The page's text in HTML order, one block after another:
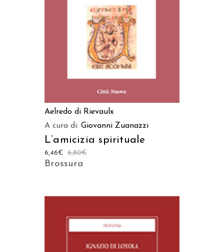
AGGIUNGI AL CARRELLO
Aelredo di Rievaulx
A cura di: Giovanni Zuanazzi
L’amicizia spirituale
6,80€
6,46€
Brossura